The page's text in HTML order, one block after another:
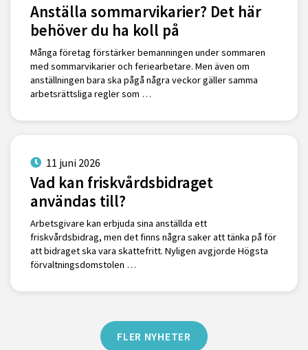
Anställa sommarvikarier? Det här
behöver du ha koll på
Många företag förstärker bemanningen under sommaren
med sommarvikarier och feriearbetare. Men även om
anställningen bara ska pågå några veckor gäller samma
arbetsrättsliga regler som …
11 juni 2026
Vad kan friskvårdsbidraget
användas till?
Arbetsgivare kan erbjuda sina anställda ett
friskvårdsbidrag, men det finns några saker att tänka på för
att bidraget ska vara skattefritt. Nyligen avgjorde Högsta
förvaltningsdomstolen …
FLER NYHETER